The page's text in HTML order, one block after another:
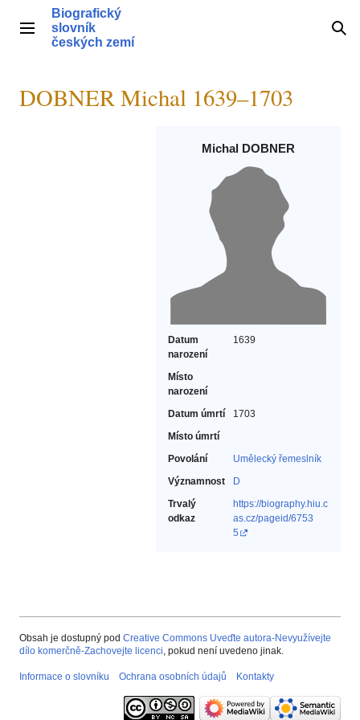
obsahHlavní menu
Biografický
slovník
českých zemí
DOBNER Michal 1639–1703
Michal DOBNER
Datum
narození
1639
Místo
narození
Datum úmrtí
1703
Místo úmrtí
Povolání
Umělecký řemeslník‎
Významnost
D
Trvalý
odkaz
https://biography.hiu.c
as.cz/pageid/6753
5
Obsah je dostupný pod Creative Commons Uveďte autora-Nevyužívejte
dílo komerčně-Zachovejte licenci, pokud není uvedeno jinak.
Informace o slovníku Ochrana osobních údajů Kontakty